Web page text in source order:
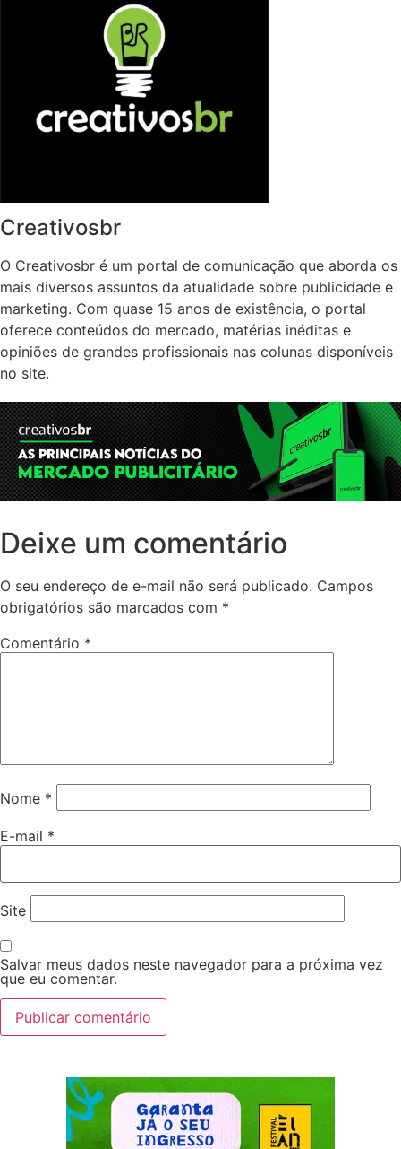
Creativosbr
O Creativosbr é um portal de comunicação que aborda os
mais diversos assuntos da atualidade sobre publicidade e
marketing. Com quase 15 anos de existência, o portal
oferece conteúdos do mercado, matérias inéditas e
opiniões de grandes profissionais nas colunas disponíveis
no site.
Deixe um comentário
O seu endereço de e-mail não será publicado. Campos
obrigatórios são marcados com *
Comentário *
Nome *
E-mail *
Site
Salvar meus dados neste navegador para a próxima vez
que eu comentar.